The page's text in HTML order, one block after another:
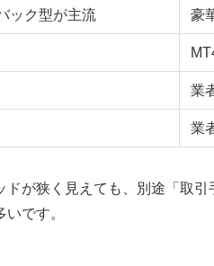
ック型が主流 豪
業
業
が狭く見えても、別途「取
です。